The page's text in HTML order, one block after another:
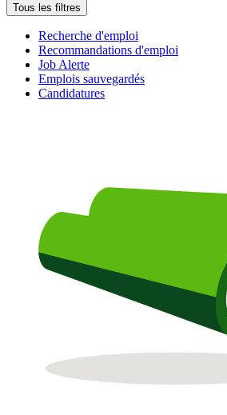
Tous les filtres
Recherche d'emploi
Recommandations d'emploi
Job Alerte
Emplois sauvegardés
Candidatures